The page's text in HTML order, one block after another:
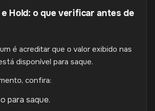
Hold: o que verificar antes de
é acreditar que o valor exibido nas
disponível para saque.
confira:
para saque.